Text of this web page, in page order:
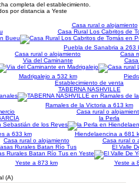
completa del establecimiento.
por distancia a Yeste
Casa rural o alojamiento
Casa Rural Los Cabritos de
Puebla de Sanabria a 263
Casa rural o alojamiento
Via del Caminante
Madrigalejo a 532 km
Casa
Establecimiento de venta
TABERNA NASHVILLE
Ramales de la Victoria a 613 km
a 633 km
Casa rural o
la Perla
Hiendelaencina a 681
Casa rural o alojamiento
Rurales Batan Río Tus
Yeste a 873 km
Casa rural o
El Valle
Yeste a
(A)